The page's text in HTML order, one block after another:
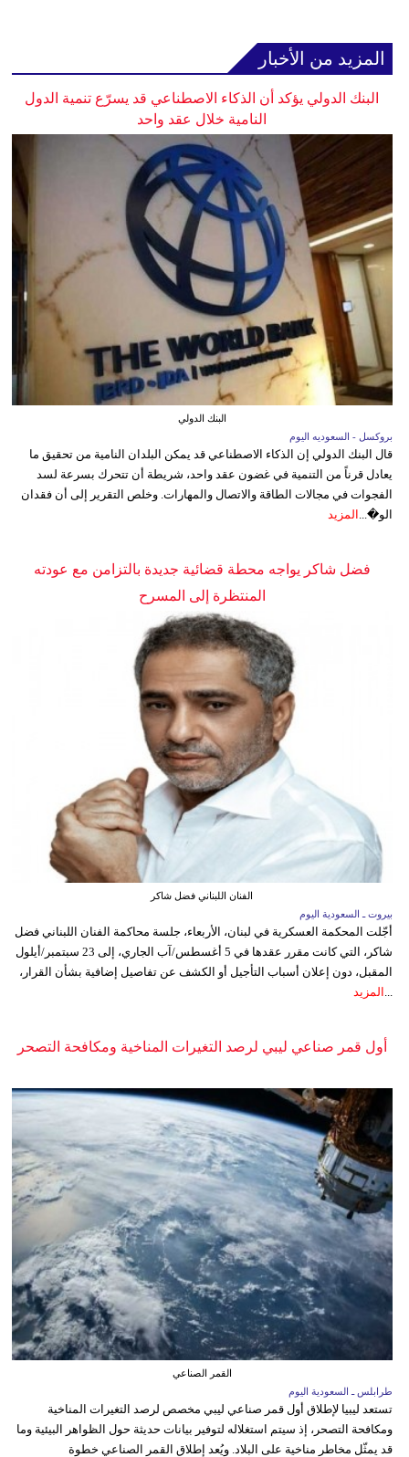
المزيد من الأخبار
البنك الدولي يؤكد أن الذكاء الاصطناعي قد يسرّع تنمية الدول
النامية خلال عقد واحد
البنك الدولي
بروكسل - السعوديه اليوم
قال البنك الدولي إن الذكاء الاصطناعي قد يمكن البلدان النامية من تحقيق ما
يعادل قرناً من التنمية في غضون عقد واحد، شريطة أن تتحرك بسرعة لسد
الفجوات في مجالات الطاقة والاتصال والمهارات. وخلص التقرير إلى أن فقدان
الو�... المزيد
فضل شاكر يواجه محطة قضائية جديدة بالتزامن مع عودته
المنتظرة إلى المسرح
الفنان اللبناني فضل شاكر
بيروت ـ السعودية اليوم
أجّلت المحكمة العسكرية في لبنان، الأربعاء، جلسة محاكمة الفنان اللبناني فضل
شاكر، التي كانت مقرر عقدها في 5 أغسطس/آب الجاري، إلى 23 سبتمبر/أيلول
المقبل، دون إعلان أسباب التأجيل أو الكشف عن تفاصيل إضافية بشأن القرار،
... المزيد
أول قمر صناعي ليبي لرصد التغيرات المناخية ومكافحة التصحر
القمر الصناعي
طرابلس ـ السعودية اليوم
تستعد ليبيا لإطلاق أول قمر صناعي ليبي مخصص لرصد التغيرات المناخية
ومكافحة التصحر، إذ سيتم استغلاله لتوفير بيانات حديثة حول الظواهر البيئية وما
قد يمثّل مخاطر مناخية على البلاد. ويُعد إطلاق القمر الصناعي خطوة